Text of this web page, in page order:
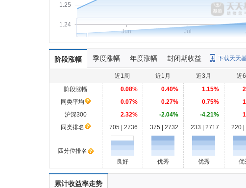
1.24
1.25
Jun Jul
阶段涨幅 季度涨幅 年度涨幅 封闭期收益 下载天天
近1周 近1月 近3月 近
阶段涨幅
0.08% 0.40% 1.15%
同类平均
0.07% 0.27% 0.75%
沪深300
2.32% -2.04% -4.21%
同类排名
705 | 2736 375 | 2732 233 | 2717 220 |
四分位排名
良好
优秀 优秀 优
累计收益率走势